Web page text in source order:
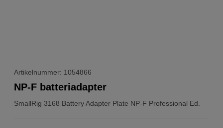
Artikelnummer: 1054866
SmallRig 3168 Battery Adapter Plate NP-F Professional Ed.
NP-F batteriadapter